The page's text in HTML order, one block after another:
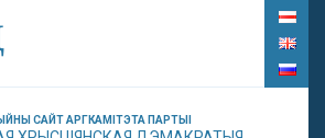
САЙТ АРГКАМІТЭТА ПАРТЫІ